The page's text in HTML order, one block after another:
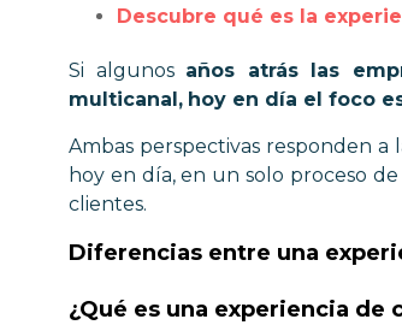
Descubre qué es la
Si algunos años atrás las
multicanal, hoy en día el foco
Ambas perspectivas responden
hoy en día, en un solo proceso
clientes.
Diferencias entre una
¿Qué es una experiencia de